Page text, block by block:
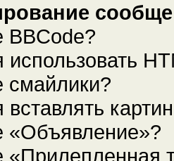
BBCode?
использовать
смайлики?
«Объявление»?
«Прилепленная